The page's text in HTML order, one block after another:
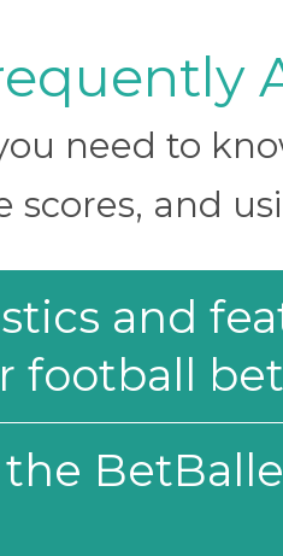
need to
scores, and
and
football
the